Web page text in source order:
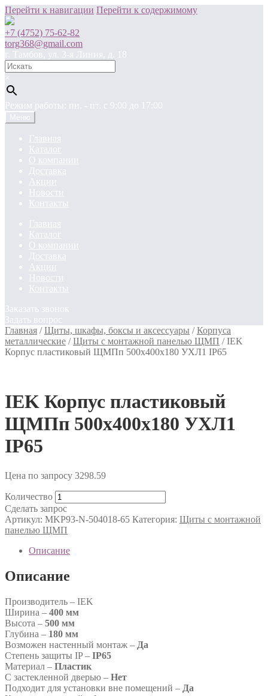
Перейти к навигации Перейти к содержимому
+7 (4752) 75-62-82
torg368@gmail.com
г. Тамбов, ул. 3-я Линия, д. 18
×
Режим работы: пн. - пт. c 9:00 до 17:00
Меню
Главная
Каталог
О компании
Доставка
Акции
Новости
Контакты
Главная
Каталог
О компании
Доставка
Акции
Новости
Контакты
Заказать звонок
Задать вопрос
Главная /Щиты, шкафы, боксы и аксессуары /Корпуса
металлические /Щиты с монтажной панелью ЩМП /IEK
Корпус пластиковый ЩМПп 500х400х180 УХЛ1 IP65
IEK Корпус пластиковый
ЩМПп 500х400х180 УХЛ1
IP65
Цена по запросу 3298.59
Количество
Сделать запрос
Артикул: MKP93-N-504018-65 Категория: Щиты с монтажной
панелью ЩМП
Описание
Описание
Производитель – IEK
Ширина – 400 мм
Высота – 500 мм
Глубина – 180 мм
Возможен настенный монтаж – Да
Степень защиты IP – IP65
Материал – Пластик
С застекленной дверью – Нет
Подходит для установки вне помещений – Да